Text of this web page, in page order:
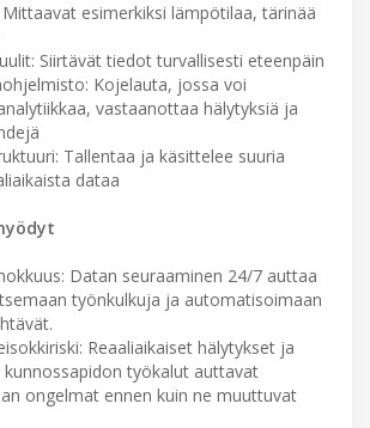
esimerkiksi lämpötilaa, tärinää
Siirtävät tiedot turvallisesti eteenpäin
Kojelauta, jossa voi
vastaanottaa hälytyksiä ja
Tallentaa ja käsittelee suuria
dataa
Datan seuraaminen 24/7 auttaa
työnkulkuja ja automatisoimaan
Reaaliaikaiset hälytykset ja
kunnossapidon työkalut auttavat
ongelmat ennen kuin ne muuttuvat